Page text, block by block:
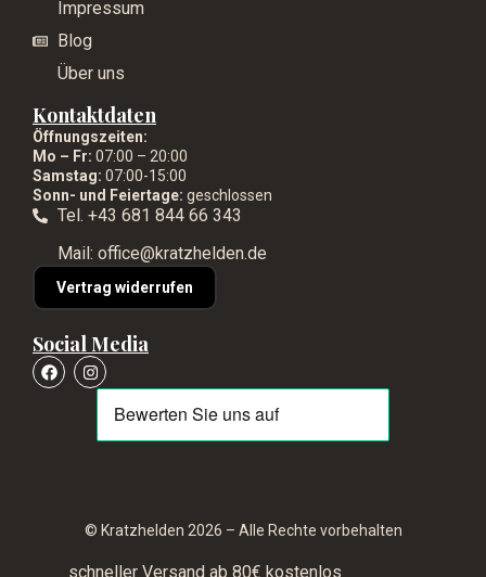
Impressum
Blog
Über uns
Kontaktdaten
Öffnungszeiten:
Mo – Fr: 07:00 – 20:00
Samstag: 07:00-15:00
Sonn- und Feiertage: geschlossen
Tel. +43 681 844 66 343
Mail: office@kratzhelden.de
Vertrag widerrufen
Social Media
© Kratzhelden 2026 – Alle Rechte vorbehalten
schneller Versand ab 80€ kostenlos